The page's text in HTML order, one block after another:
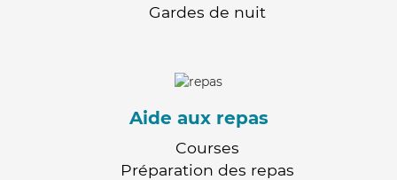
Gardes de nuit
Aide aux repas
Courses
Préparation des repas